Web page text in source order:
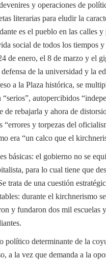
y operaciones de
literarias para eludir la
es el pueblo en las calles
social de todos los tiempos
de enero, el 8 de marzo y el
de la universidad y la
a la Plaza histórica, se
autopercibidos
de rebajarla y ahora de
“errores y torpezas del
era “un calco que el
básicas: el gobierno no se
para lo cual tiene que
trata de una cuestión
durante el kirchnerismo
y fundaron dos mil escuelas
político determinante de la
a la vez que demanda a la